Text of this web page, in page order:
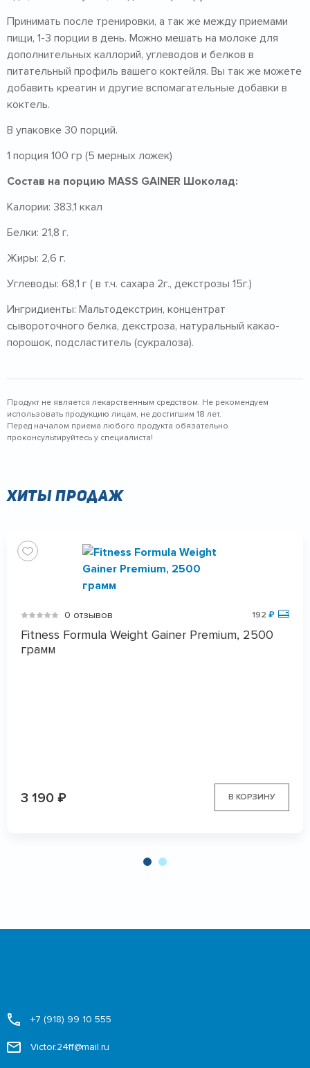
Принимать после тренировки, а так же между приемами
пищи, 1-3 порции в день. Можно мешать на молоке для
дополнительных каллорий, углеводов и белков в
питательный профиль вашего коктейля. Вы так же можете
добавить креатин и другие вспомагательные добавки в
коктель.
В упаковке 30 порций.
1 порция 100 гр (5 мерных ложек)
Состав на порцию MASS GAINER Шоколад:
Калории: 383,1 ккал
Белки: 21,8 г.
Жиры: 2,6 г.
Углеводы: 68,1 г ( в т.ч. сахара 2г., декстрозы 15г.)
Ингридиенты: Мальтодекстрин, концентрат
сывороточного белка, декстроза, натуральный какао-
порошок, подсластитель (сукралоза).
Продукт не является лекарственным средством. Не рекомендуем
использовать продукцию лицам, не достигшим 18 лет.
Перед началом приема любого продукта обязательно
проконсультируйтесь у специалиста!
Хиты продаж
0 отзывов 192 ₽
Fitness Formula Weight Gainer Premium, 2500
грамм
3 190 ₽ В КОРЗИНУ
+7 (918) 99 10 555
Victor.24ff@mail.ru